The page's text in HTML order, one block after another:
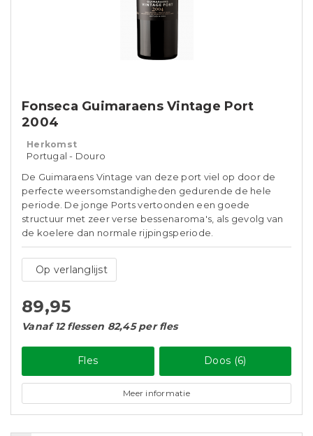
Fonseca Guimaraens Vintage Port
2004
Herkomst
Portugal - Douro
De Guimaraens Vintage van deze port viel op door de
perfecte weersomstandigheden gedurende de hele
periode. De jonge Ports vertoonden een goede
structuur met zeer verse bessenaroma's, als gevolg van
de koelere dan normale rijpingsperiode.
Op verlanglijst
89,95
Vanaf 12 flessen 82,45 per fles
Fles Doos (6)
Meer informatie